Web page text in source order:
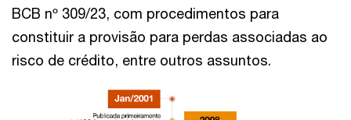
BCB nº 309/23, com procedimentos para
constituir a provisão para perdas associadas ao
risco de crédito, entre outros assuntos.